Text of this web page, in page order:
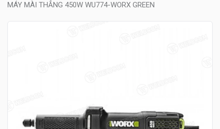
MÁY MÀI THẲNG 450W WU774-WORX GREEN